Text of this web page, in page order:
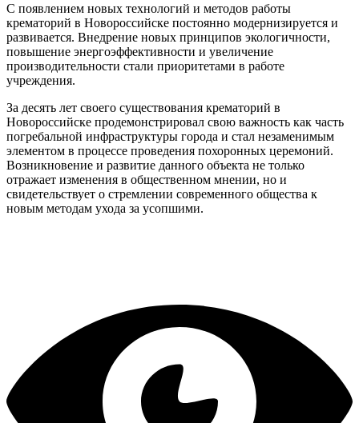
С появлением новых технологий и методов работы
крематорий в Новороссийске постоянно модернизируется и
развивается. Внедрение новых принципов экологичности,
повышение энергоэффективности и увеличение
производительности стали приоритетами в работе
учреждения.
За десять лет своего существования крематорий в
Новороссийске продемонстрировал свою важность как часть
погребальной инфраструктуры города и стал незаменимым
элементом в процессе проведения похоронных церемоний.
Возникновение и развитие данного объекта не только
отражает изменения в общественном мнении, но и
свидетельствует о стремлении современного общества к
новым методам ухода за усопшими.